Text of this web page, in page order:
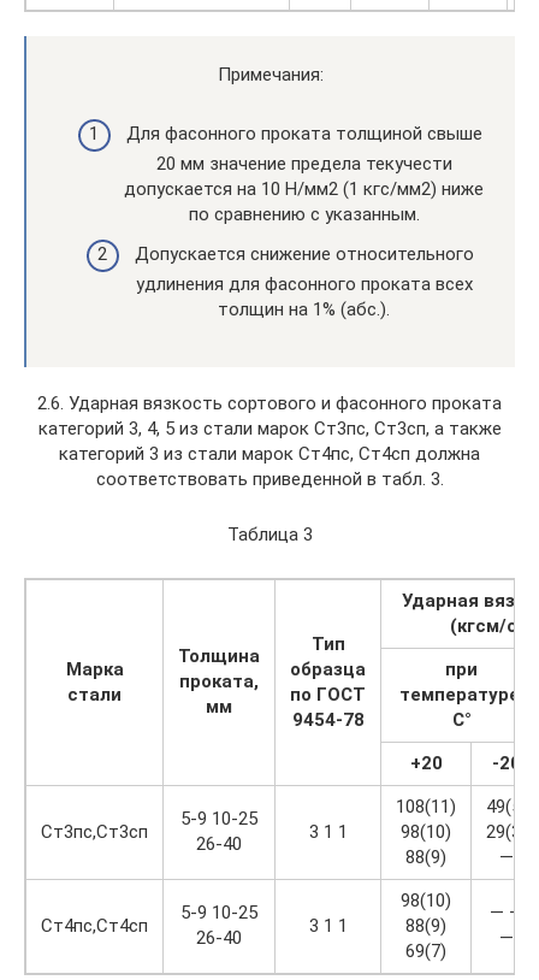
Примечания:
Для фасонного проката толщиной свыше
20 мм значение предела текучести
допускается на 10 Н/мм2 (1 кгс/мм2) ниже
по сравнению с указанным.
Допускается снижение относительного
удлинения для фасонного проката всех
толщин на 1% (абс.).
2.6. Ударная вязкость сортового и фасонного проката
категорий 3, 4, 5 из стали марок Ст3пс, Ст3сп, а также
категорий 3 из стали марок Ст4пс, Ст4сп должна
соответствовать приведенной в табл. 3.
Таблица 3
Марка
стали
Толщина
проката,
мм
Тип
образца
по ГОСТ
9454-78
Ударная
(кгсм/
при
температуре,
С°
+20
-20
Ст3пс,Ст3сп
5-9 10-25
26-40
3 1 1
108(11)
98(10)
88(9)
49(5)
29(3)
—
Ст4пс,Ст4сп
5-9 10-25
26-40
3 1 1
98(10)
88(9)
69(7)
— —
—